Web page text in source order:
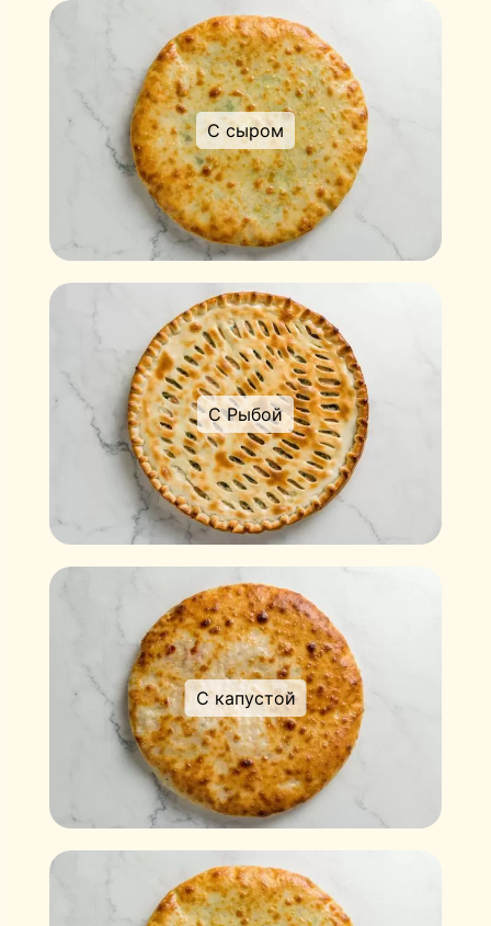
С сыром
С Рыбой
С капустой